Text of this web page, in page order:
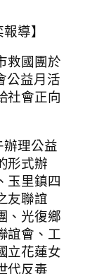
導】
救國團於
公益月活
社會正向
辦理公益
形式辦
玉里鎮四
友聯誼
、光復鄉
誼會、工
立花蓮女
代反毒